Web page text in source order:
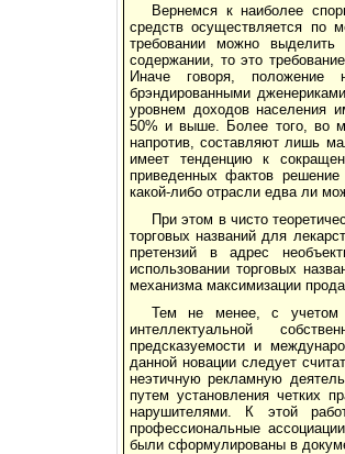
Вернемся к наиболее
средств осуществляется по
требовании можно
содержании, то это
Иначе говоря, положение
брэндированными
уровнем доходов населения
50% и выше. Более того, во
напротив, составляют лишь
имеет тенденцию к
приведенных фактов решение
какой-либо отрасли едва ли
При этом в чисто
торговых названий для
претензий в адрес
использовании торговых
механизма максимизации
Тем не менее, с учетом
интеллектуальной
предсказуемости и
данной новации следует
неэтичную рекламную
путем установления четких
нарушителями. К этой
профессиональные
были сформулированы в